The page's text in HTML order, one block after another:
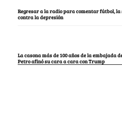
Regresar a la radio para comentar fútbol,
contra la depresión
La casona más de 100 años de la embajada
Petro afinó su cara a cara con Trump